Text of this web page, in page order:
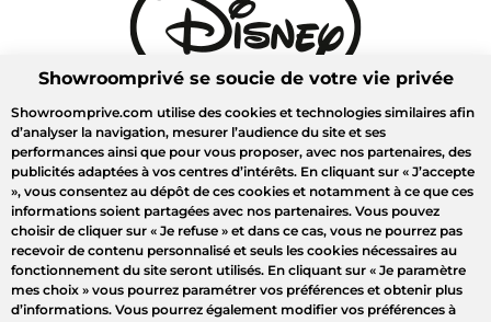
Showroomprivé se soucie de votre vie privée
Showroomprive.com utilise des cookies et technologies similaires afin
d’analyser la navigation, mesurer l’audience du site et ses
performances ainsi que pour vous proposer, avec nos partenaires, des
publicités adaptées à vos centres d’intérêts. En cliquant sur « J’accepte
», vous consentez au dépôt de ces cookies et notamment à ce que ces
informations soient partagées avec nos partenaires. Vous pouvez
choisir de cliquer sur « Je refuse » et dans ce cas, vous ne pourrez pas
recevoir de contenu personnalisé et seuls les cookies nécessaires au
fonctionnement du site seront utilisés. En cliquant sur « Je paramètre
mes choix » vous pourrez paramétrer vos préférences et obtenir plus
d’informations. Vous pourrez également modifier vos préférences à